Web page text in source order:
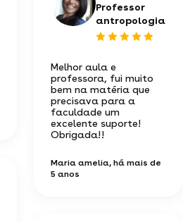
Professor
antropologia
Melhor aula e
professora, fui muito
bem na matéria que
precisava para a
faculdade um
excelente suporte!
Obrigada!!
Maria amelia, há mais de
5 anos